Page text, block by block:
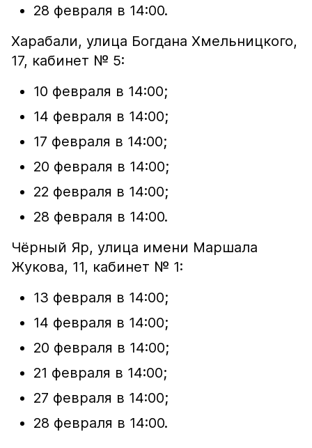
28 февраля в 14:00.
Харабали, улица Богдана Хмельницкого,
17, кабинет № 5:
10 февраля в 14:00;
14 февраля в 14:00;
17 февраля в 14:00;
20 февраля в 14:00;
22 февраля в 14:00;
28 февраля в 14:00.
Чёрный Яр, улица имени Маршала
Жукова, 11, кабинет № 1:
13 февраля в 14:00;
14 февраля в 14:00;
20 февраля в 14:00;
21 февраля в 14:00;
27 февраля в 14:00;
28 февраля в 14:00.